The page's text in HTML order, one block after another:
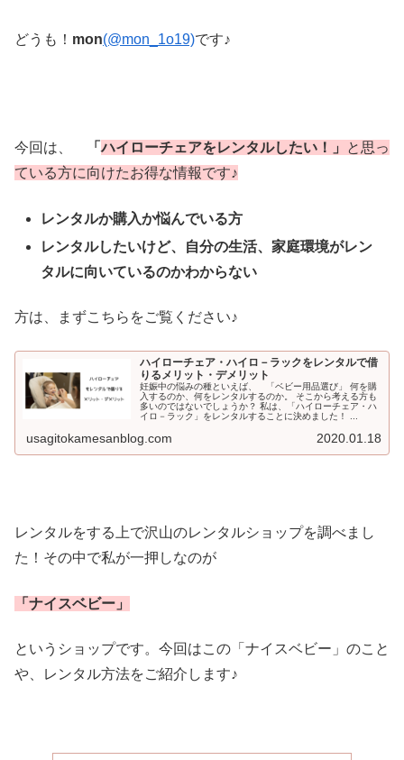
どうも！ mon(@mon_1o19)です♪
今回は、 「ハイローチェアをレンタルしたい！」
と思っ
ている方に向けたお得な情報です♪
レンタルか購入か悩んでいる方
レンタルしたいけど、自分の生活、家庭環境がレン
タルに向いているのかわからない
方は、まずこちらをご覧ください♪
ハイローチェア・ハイロ－ラックをレンタルで借
りるメリット・デメリット
妊娠中の悩みの種といえば、 「ベビー用品選び」 何を購
入するのか、何をレンタルするのか。 そこから考える方も
多いのではないでしょうか？ 私は、「ハイローチェア・ハ
イロ－ラック」をレンタルすることに決めました！ ...
usagitokamesanblog.com 2020.01.18
レンタルをする上で沢山のレンタルショップを調べまし
た！その中で私が一押しなのが
「ナイスベビー」
というショップです。今回はこの「ナイスベビー」のこと
や、レンタル方法をご紹介します♪